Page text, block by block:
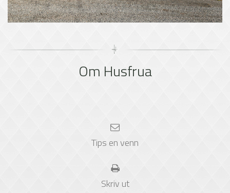
Om Husfrua
Tips en venn
Skriv ut